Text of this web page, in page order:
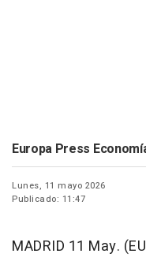
Europa Press
Lunes, 11 mayo 2026
Publicado: 11:47
MADRID 11 May.